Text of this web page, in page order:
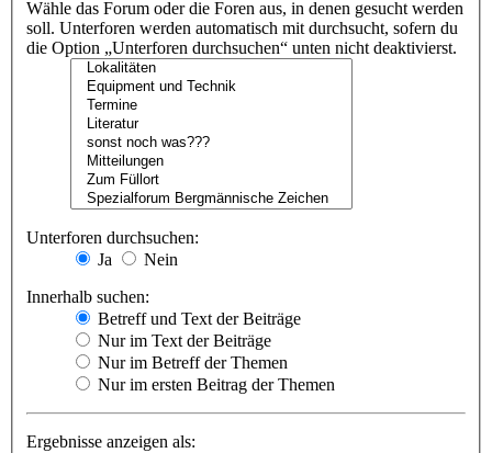
Wähle das Forum oder die Foren aus, in denen gesucht werden
soll. Unterforen werden automatisch mit durchsucht, sofern du
die Option „Unterforen durchsuchen“ unten nicht deaktivierst.
Unterforen durchsuchen:
Ja
Nein
Innerhalb suchen:
Betreff und Text der Beiträge
Nur im Text der Beiträge
Nur im Betreff der Themen
Nur im ersten Beitrag der Themen
Ergebnisse anzeigen als: